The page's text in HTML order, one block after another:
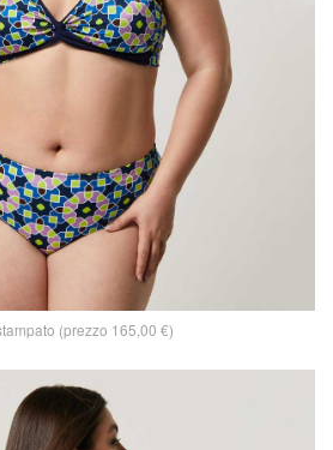
(prezzo 165,00 €)